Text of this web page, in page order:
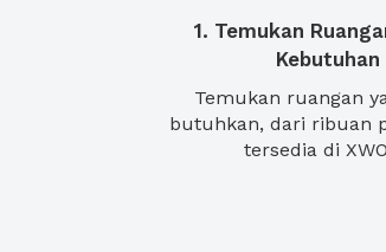
1. Temukan
Kebutuhan
Temukan ruangan
butuhkan, dari ribuan
tersedia di